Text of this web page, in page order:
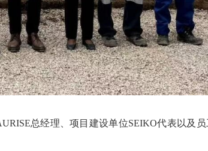
总经理、项目建设单位SEIKO代表以及